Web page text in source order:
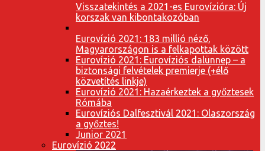
Visszatekintés a 2021-es Eurovízióra: Új
korszak van kibontakozóban
Eurovízió 2021: 183 millió néző,
Magyarországon is a felkapottak között
Eurovízió 2021: Eurovíziós dalünnep – a
biztonsági felvételek premierje (+élő
közvetítés linkje)
Eurovízió 2021: Hazaérkeztek a győztesek
Rómába
Eurovíziós Dalfesztivál 2021: Olaszország
a győztes!
Junior 2021
Eurovízió 2022